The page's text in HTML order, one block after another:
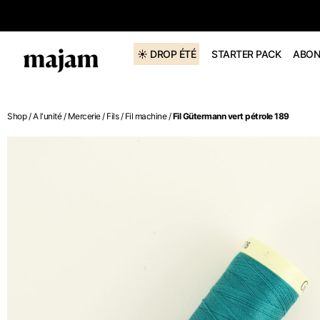
☀️ DROP ÉTÉ STARTER PACK
Shop/A l'unité/ Mercerie/ Fils/ Fil machine/Fil Gütermann vert pétrole 189